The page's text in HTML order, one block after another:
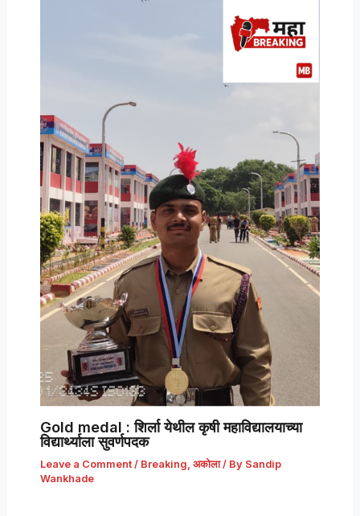
Gold medal : शिर्ला येथील कृषी महाविद्यालयाच्या
विद्यार्थ्याला सुवर्णपदक
Leave a Comment / Breaking अकोला/ By Sandip
Wankhade